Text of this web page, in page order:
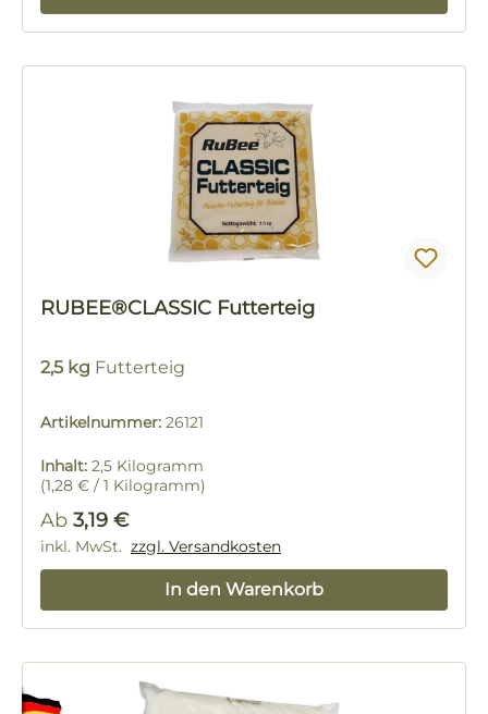
RUBEE®CLASSIC Futterteig
2,5 kg Futterteig
Artikelnummer: 26121
Inhalt: 2,5 Kilogramm
(1,28 € / 1 Kilogramm)
Regulärer Preis:
Ab 3,19 €
inkl. MwSt. zzgl. Versandkosten
In den Warenkorb